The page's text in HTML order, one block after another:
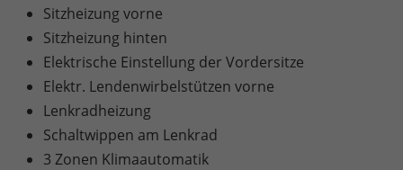
Sitzheizung vorne
Sitzheizung hinten
Elektrische Einstellung der Vordersitze
Elektr. Lendenwirbelstützen vorne
Lenkradheizung
Schaltwippen am Lenkrad
3 Zonen Klimaautomatik